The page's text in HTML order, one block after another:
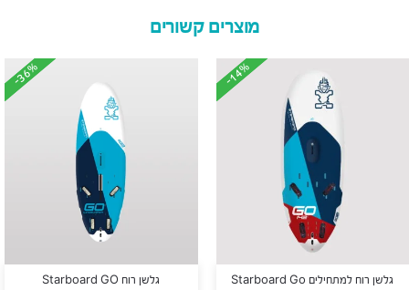
מוצרים קשורים
-14%
-14%
גלשן רוח למתחילים Starboard Go
-36%
-36%
גלשן רוח Starboard GO